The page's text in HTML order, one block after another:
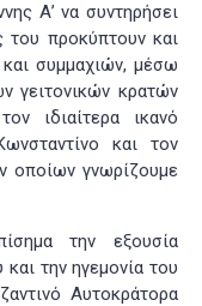
Α’ να συντηρήσει
του προκύπτουν και
συμμαχιών, μέσω
γειτονικών κρατών
ιδιαίτερα ικανό
και τον
οποίων γνωρίζουμε
την εξουσία
την ηγεμονία του
Αυτοκράτορα